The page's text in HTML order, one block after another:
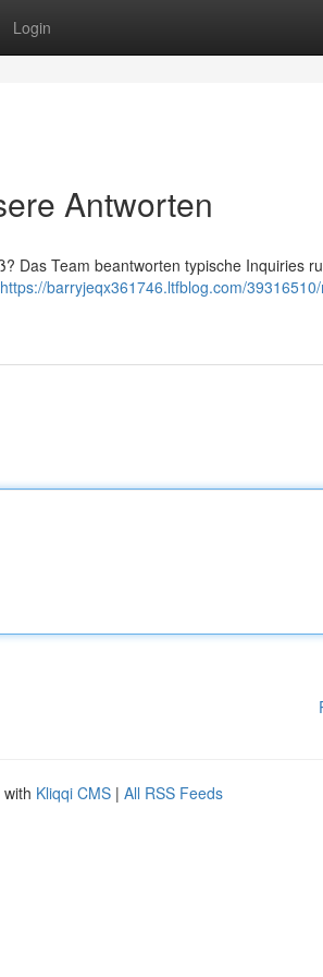
Login
Antworten
Das Team beantworten typische Inquiries
https://barryjeqx361746.ltfblog.com/
Kliqqi CMS | All RSS Feeds